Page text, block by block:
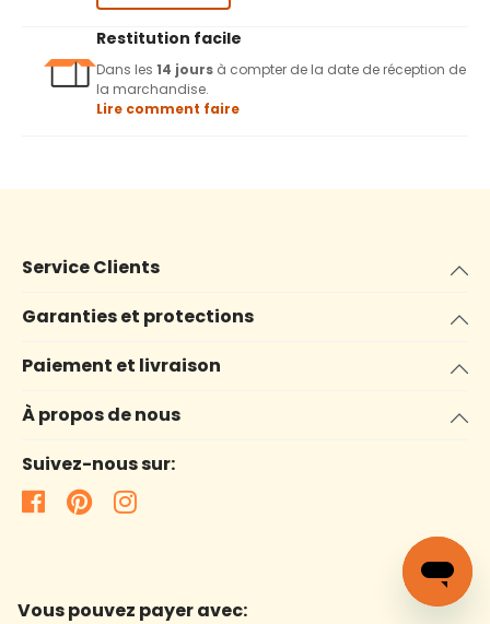
Restitution facile
Dans les 14 jours à compter de la date de réception de
la marchandise.
Lire comment faire
Service Clients
Garanties et protections
Paiement et livraison
À propos de nous
Suivez-nous sur:
Vous pouvez payer avec: